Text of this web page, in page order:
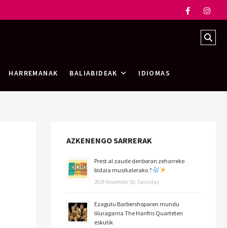
HARREMANAK BALIABIDEAK IDIOMAS
AZKENENGO SARRERAK
Prest al zaude denboran zeharreko
bidaia musikalerako ?
2024 November 16, Saturday
Ezagutu Barbershoparen mundu
liluragarria The Hanfris Quarteten
eskutik